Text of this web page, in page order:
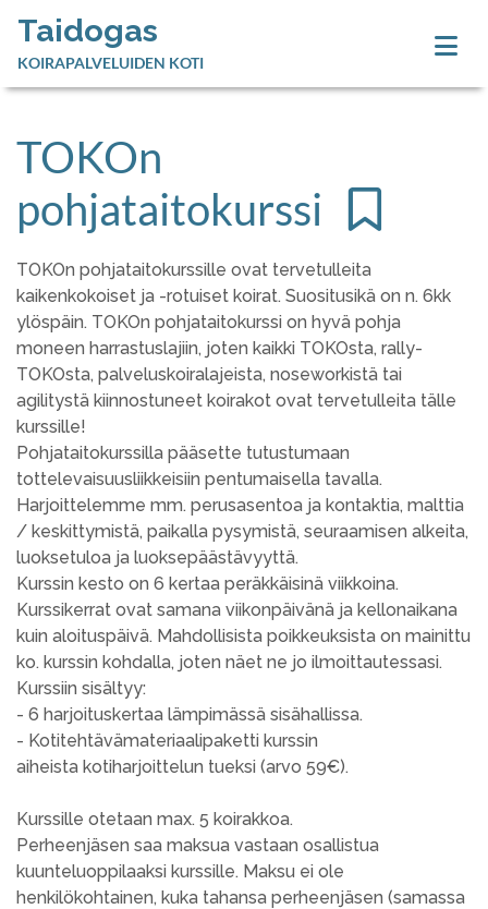
Taidogas
KOIRAPALVELUIDEN KOTI
TOKOn
pohjataitokurssi
TOKOn pohjataitokurssille ovat tervetulleita
kaikenkokoiset ja -rotuiset koirat. Suositusikä on n. 6kk
ylöspäin. TOKOn pohjataitokurssi on hyvä pohja
moneen harrastuslajiin, joten kaikki TOKOsta, rally-
TOKOsta, palveluskoiralajeista, noseworkistä tai
agilitystä kiinnostuneet koirakot ovat tervetulleita tälle
kurssille!
Pohjataitokurssilla pääsette tutustumaan
tottelevaisuusliikkeisiin pentumaisella tavalla.
Harjoittelemme mm. perusasentoa ja kontaktia, malttia
/ keskittymistä, paikalla pysymistä, seuraamisen alkeita,
luoksetuloa ja luoksepäästävyyttä.
Kurssin kesto on 6 kertaa peräkkäisinä viikkoina.
Kurssikerrat ovat samana viikonpäivänä ja kellonaikana
kuin aloituspäivä. Mahdollisista poikkeuksista on mainittu
ko. kurssin kohdalla, joten näet ne jo ilmoittautessasi.
Kurssiin sisältyy:
- 6 harjoituskertaa lämpimässä sisähallissa.
- Kotitehtävämateriaalipaketti kurssin
aiheista kotiharjoittelun tueksi (arvo 59€).
Kurssille otetaan max. 5 koirakkoa.
Perheenjäsen saa maksua vastaan osallistua
kuunteluoppilaaksi kurssille. Maksu ei ole
henkilökohtainen, kuka tahansa perheenjäsen (samassa